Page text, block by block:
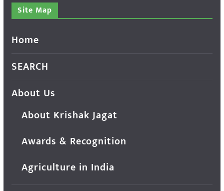
Site Map
Home
SEARCH
About Us
About Krishak Jagat
Awards & Recognition
Agriculture in India